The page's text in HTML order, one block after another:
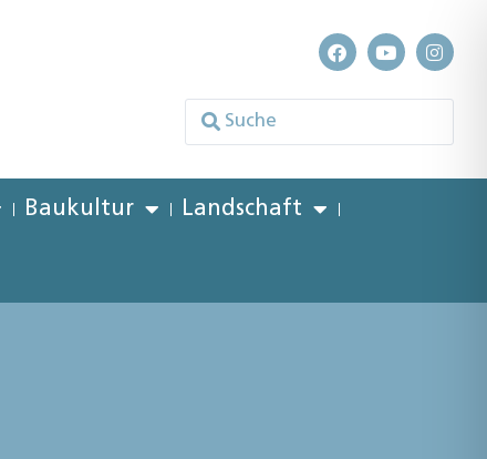
Baukultur
Landschaft